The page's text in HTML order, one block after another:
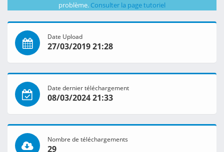
problème. Consulter la page tutoriel
Date Upload
27/03/2019 21:28
Date dernier téléchargement
08/03/2024 21:33
Nombre de téléchargements
29